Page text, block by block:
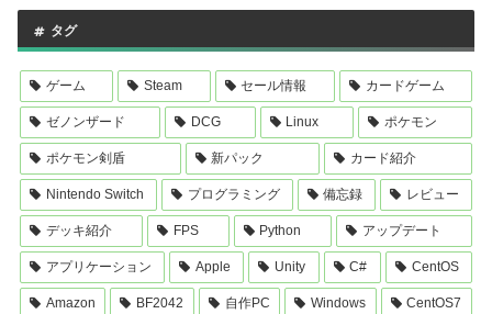
タグ
ゲーム Steam セール情報 カードゲーム
ゼノンザード DCG Linux ポケモン
ポケモン剣盾 新パック カード紹介
Nintendo Switch プログラミング 備忘録 レビュー
デッキ紹介 FPS Python アップデート
アプリケーション Apple Unity C# CentOS
Amazon BF2042 自作PC Windows CentOS7